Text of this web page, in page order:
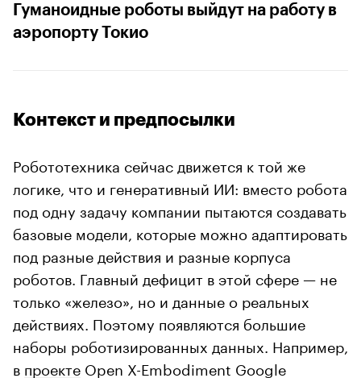
Гуманоидные роботы выйдут на работу в
аэропорту Токио
Контекст и предпосылки
Робототехника сейчас движется к той же
логике, что и генеративный ИИ: вместо робота
под одну задачу компании пытаются создавать
базовые модели, которые можно адаптировать
под разные действия и разные корпуса
роботов. Главный дефицит в этой сфере — не
только «железо», но и данные о реальных
действиях. Поэтому появляются большие
наборы роботизированных данных. Например,
в проекте Open X-Embodiment Google